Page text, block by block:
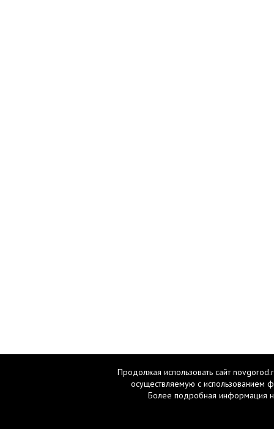
Продолжая использовать сайт
осуществляемую с использованием
Более подробная информация